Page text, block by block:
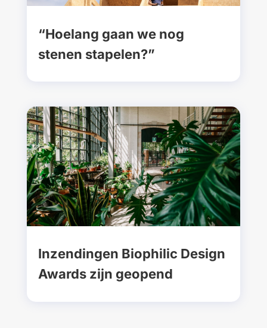
“Hoelang gaan we nog
stenen stapelen?”
Inzendingen Biophilic Design
Awards zijn geopend